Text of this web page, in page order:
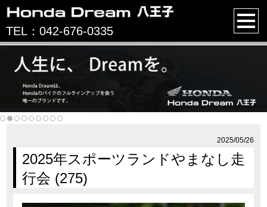
TEL：042-676-0335
2025/05/26
2025年スポーツランドやまなし走
行会 (275)